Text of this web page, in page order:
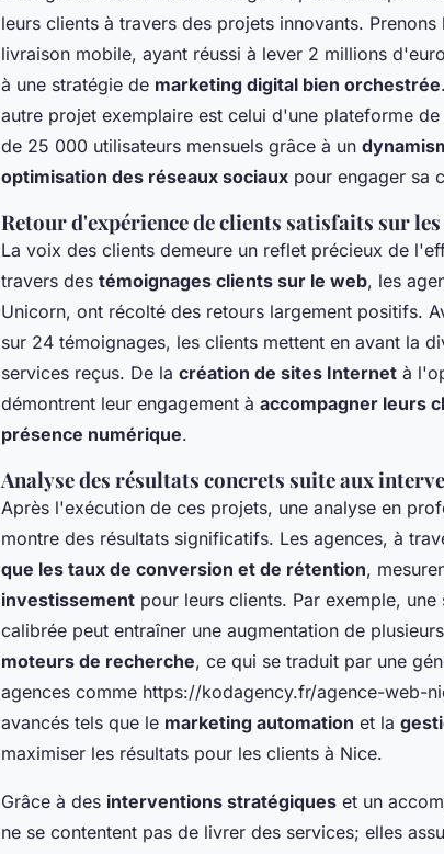
leurs clients à travers des projets innovants.
livraison mobile, ayant réussi à lever 2 millions
à une stratégie de marketing digital bien orchestrée
autre projet exemplaire est celui d'une plateforme
de 25 000 utilisateurs mensuels grâce à un
optimisation des réseaux sociaux pour engager sa
Retour d'expérience de clients satisfaits sur
La voix des clients demeure un reflet précieux de
travers des témoignages clients sur le web, les
Unicorn, ont récolté des retours largement positifs.
sur 24 témoignages, les clients mettent en avant la
services reçus. De la création de sites Internet à
démontrent leur engagement à accompagner leurs
présence numérique.
Analyse des résultats concrets suite aux
Après l'exécution de ces projets, une analyse en
montre des résultats significatifs. Les agences, à
que les taux de conversion et de rétention,
investissement pour leurs clients. Par exemple,
calibrée peut entraîner une augmentation de
moteurs de recherche, ce qui se traduit par une
agences comme https://kodagency.fr/agence-web-
avancés tels que le marketing automation et la
maximiser les résultats pour les clients à Nice.
Grâce à des interventions stratégiques et un
ne se contentent pas de livrer des services; elles